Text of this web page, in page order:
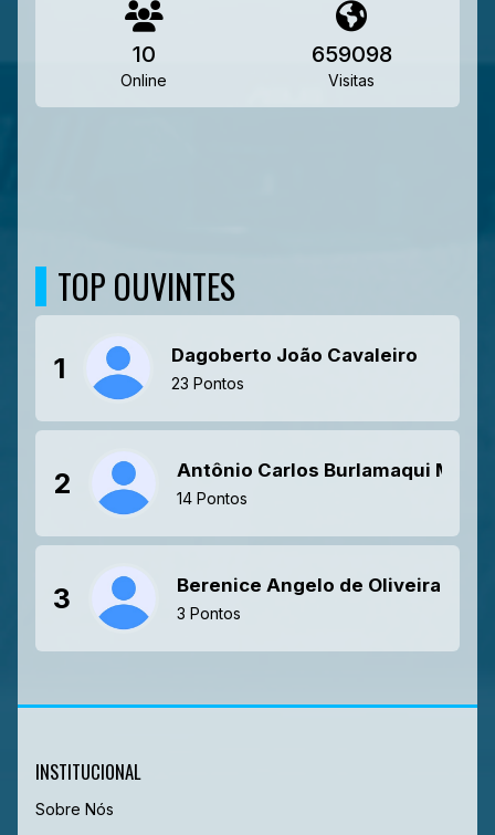
10
Online
659098
Visitas
TOP OUVINTES
1 Dagoberto João Cavaleiro
23 Pontos
2 Antônio Carlos Burlamaqui
14 Pontos
3 Berenice Angelo de Oliveira
3 Pontos
INSTITUCIONAL
Sobre Nós